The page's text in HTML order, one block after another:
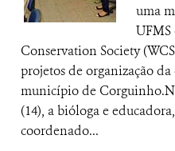
uma
Conservation Society
projetos de organização
município de
(14), a bióloga e
coordenado...